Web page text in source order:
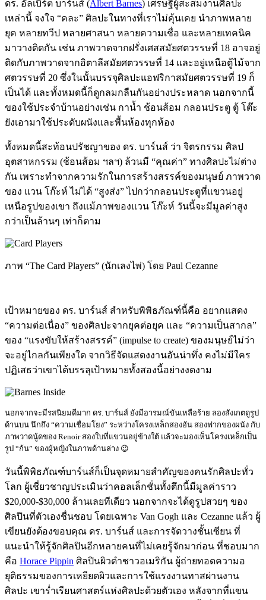
ดร. อัลเบิร์ต บาร์นส์ (Albert Barnes) เศรษฐีผู้สะสมงานศิลปะ
เหล่านี้ จงใจ “คละ” ศิลปะในทางที่เราไม่คุ้นเคย นำภาพหลาย
ยุค หลายทวีป หลายศาสนา หลายความเชื่อ และหลายเทคนิค
มาวางติดกัน เช่น ภาพวาดจากฝรั่งเศสสมัยศตวรรษที่ 18 อาจอยู่
ติดกับภาพวาดจากอิตาลีสมัยศตวรรษที่ 14 และอยู่เหนือตู้ไม้จาก
ศตวรรษที่ 20 ซึ่งในนั้นบรรจุศิลปะแอฟริกาสมัยศตวรรษที่ 19 ก็
เป็นได้ และทั้งหมดนี้ก็ดูกลมกลืนกันอย่างประหลาด นอกจากนี้
ของใช้ประจำบ้านอย่างเช่น กาน้ำ ช้อนส้อม กลอนประตู ตู้ โต๊ะ
ยังเอามาใช้ประดับผนังและพื้นห้องทุกห้อง
ทั้งหมดนี้สะท้อนปรัชญาของ ดร. บาร์นส์ ว่า จิตรกรรม ศิลป
อุตสาหกรรม (ช้อนส้อม ฯลฯ) ล้วนมี “คุณค่า” ทางศิลปะไม่ต่าง
กัน เพราะทำจากความรักในการสร้างสรรค์ของมนุษย์ ภาพวาด
ของ แวน โก๊ะห์ ไม่ได้ “สูงส่ง” ไปกว่ากลอนประตูที่แขวนอยู่
เหนือรูปของเขา ถึงแม้ภาพของแวน โก๊ะห์ วันนี้จะมีมูลค่าสูง
กว่าเป็นล้านๆ เท่าก็ตาม
ภาพ “The Card Players” (นักเลงไพ่) โดย Paul Cezanne
เป้าหมายของ ดร. บาร์นส์ สำหรับพิพิธภัณฑ์นี้คือ อยากแสดง
“ความต่อเนื่อง” ของศิลปะจากยุคต่อยุค และ “ความเป็นสากล”
ของ “แรงขับให้สร้างสรรค์” (impulse to create) ของมนุษย์ไม่ว่า
จะอยู่ไกลกันเพียงใด จากวิธีจัดแสดงงานอันน่าทึ่ง คงไม่มีใคร
ปฏิเสธว่าเขาได้บรรลุเป้าหมายทั้งสองนี้อย่างงดงาม
นอกจากจะมีรสนิยมดีมาก ดร. บาร์นส์ ยังมีอารมณ์ขันเหลือร้าย ลองสังเกตดูรูป
ด้านบน นึกถึง “ความเชื่อมโยง” ระหว่างโครงเหล็กสองอัน สองฟากของผนัง กับ
ภาพวาดนู้ดของ Renoir สองใบที่แขวนอยู่ข้างใต้ แล้วจะมองเห็นโครงเหล็กเป็น
รูป “ก้น” ของผู้หญิงในภาพด้านล่าง 😉
วันนี้พิพิธภัณฑ์บาร์นส์ก็เป็นจุดหมายสำคัญของคนรักศิลปะทั่ว
โลก ผู้เชี่ยวชาญประเมินว่าคอลเล็กชั่นทั้งตึกนี้มีมูลค่าราว
$20,000-$30,000 ล้านเลยทีเดียว นอกจากจะได้ดูรูปสวยๆ ของ
ศิลปินที่ตัวเองชื่นชอบ โดยเฉพาะ Van Gogh และ Cezanne แล้ว ผู้
เขียนยังต้องขอบคุณ ดร. บาร์นส์ และการจัดวางชั้นเซียน ที่
แนะนำให้รู้จักศิลปินอีกหลายคนที่ไม่เคยรู้จักมาก่อน ที่ชอบมาก
คือ Horace Pippin ศิลปินผิวดำชาวอเมริกัน ผู้ถ่ายทอดความอ
ยุติธรรมของการเหยียดผิวและการใช้แรงงานทาสผ่านงาน
ศิลปะ เขาร่ำเรียนศาสตร์แห่งศิลปะด้วยตัวเอง หลังจากที่แขน